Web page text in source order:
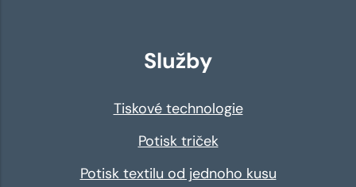
Služby
Tiskové technologie
Potisk triček
Potisk textilu od jednoho kusu